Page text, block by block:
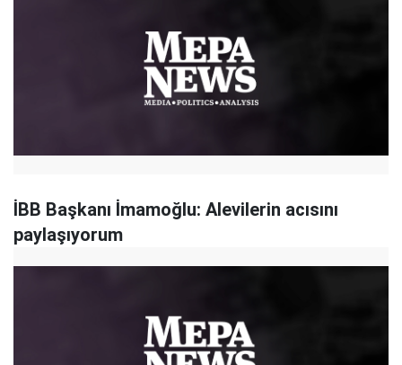
İBB Başkanı İmamoğlu: Alevilerin acısını
paylaşıyorum